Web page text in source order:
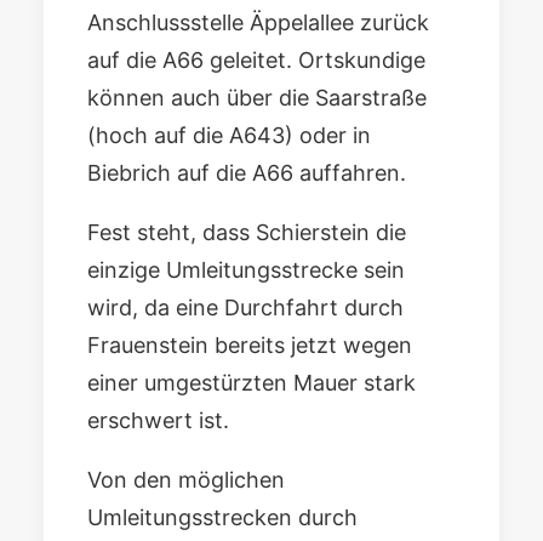
Anschlussstelle Äppelallee zurück
auf die A66 geleitet. Ortskundige
können auch über die Saarstraße
(hoch auf die A643) oder in
Biebrich auf die A66 auffahren.
Fest steht, dass Schierstein die
einzige Umleitungsstrecke sein
wird, da eine Durchfahrt durch
Frauenstein bereits jetzt wegen
einer umgestürzten Mauer stark
erschwert ist.
Von den möglichen
Umleitungsstrecken durch